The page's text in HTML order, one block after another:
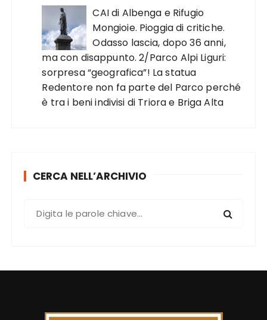
CAI di Albenga e Rifugio
Mongioie. Pioggia di critiche.
Odasso lascia, dopo 36 anni,
ma con disappunto. 2/Parco Alpi Liguri:
sorpresa “geografica”! La statua
Redentore non fa parte del Parco perché
è tra i beni indivisi di Triora e Briga Alta
CERCA NELL’ARCHIVIO